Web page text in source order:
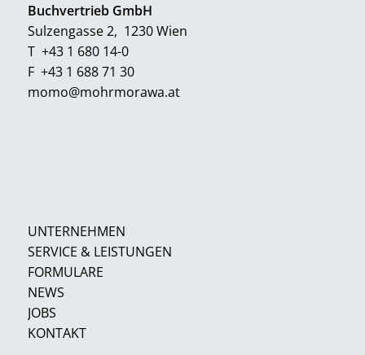
Buchvertrieb GmbH
Sulzengasse 2, 1230 Wien
T +43 1 680 14-0
F +43 1 688 71 30
momo@mohrmorawa.at
UNTERNEHMEN
SERVICE & LEISTUNGEN
FORMULARE
NEWS
JOBS
KONTAKT